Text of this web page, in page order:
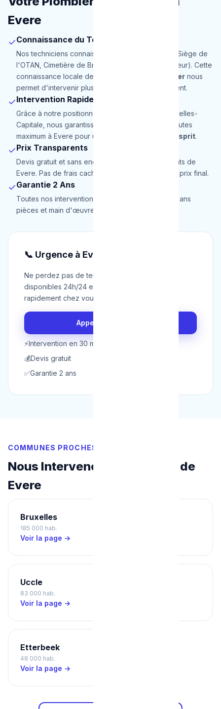
Evere
✓Connaissance du Terrain
Nos techniciens connaissent parfaitement Evere (Siège de
l'OTAN, Cimetière de Bruxelles, Parc du Bon Pasteur). Cette
connaissance locale de notre
service de plombier nous
permet d'intervenir plus rapidement et efficacement.
✓Intervention Rapide
Grâce à notre positionnement stratégique en Bruxelles-
Capitale, nous garantissons une arrivée en 30 minutes
maximum à Evere pour une totale
tranquillité d'esprit.
✓Prix Transparents
Devis gratuit et sans engagement pour les habitants de
Evere. Pas de frais cachés, le prix annoncé est le prix final.
✓Garantie 2 Ans
Toutes nos interventions à Evere sont garanties 2 ans
pièces et main d'œuvre.
📞 Urgence à Evere ?
Ne perdez pas de temps. Nos techniciens sont
disponibles 24h/24 et 7j/7 pour intervenir
rapidement chez vous à Evere.
Appeler maintenant
⚡Intervention en 30 min
💰Devis gratuit
✅Garantie 2 ans
COMMUNES PROCHES
Nous Intervenons Aussi Près de
Evere
Bruxelles
185 000 hab.
Voir la page →
Uccle
83 000 hab.
Voir la page →
Etterbeek
48 000 hab.
Voir la page →